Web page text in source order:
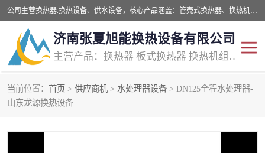
公司主营换热器.换热设备、供水设备，核心产品涵盖：管壳式换热器、换热机组、不锈钢组合式水箱、水处理设备等，提供非标设备集生产、销售、安装一体化服务，可满足全国酒店、学校、医院、商业综合体、工业项目等多场景换热与供水需求。
济南张夏旭能换热设备有限公司
主营产品：换热器 板式换热器 换热机组 供水设备 水处理设备
当前位置： 首页 > 供应商机 > 水处理器设备 > DN125全程水处理器-
山东龙源换热设备
管壳式换热器
汽水换热机组